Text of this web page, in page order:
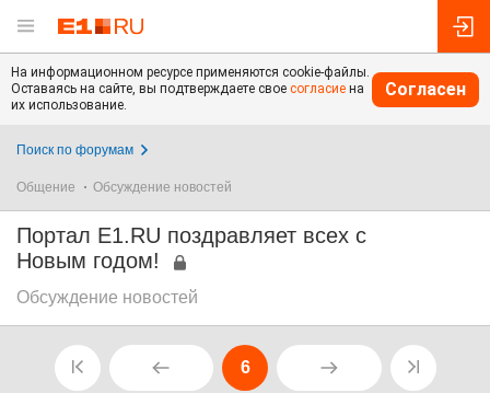
На информационном ресурсе применяются cookie-файлы.
Оставаясь на сайте, вы подтверждаете свое согласие на
их использование.
Согласен
Поиск по форумам
Общение Обсуждение новостей
Портал Е1.RU поздравляет всех с
Новым годом!
Обсуждение новостей
6